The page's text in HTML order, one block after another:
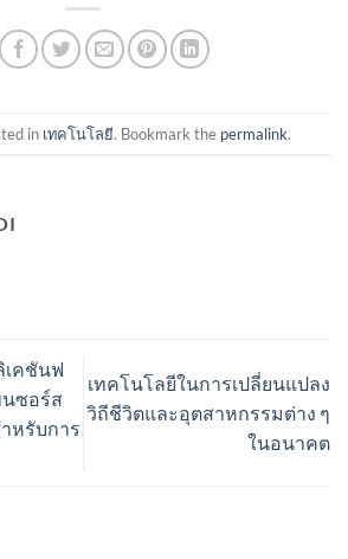
in เทคโนโลยี. Bookmark the permalink.
เคชันฟ
นซอร์ส
หรับการ
เทคโนโลยีในการเปลี่ยนแปลง
วิถีชีวิตและอุตสาหกรรมต่าง ๆ
ในอนาคต